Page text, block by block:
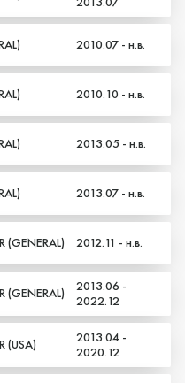
выбрать другой
2010.07 - н.в.
2010.10 - н.в.
2013.05 - н.в.
2013.07 - н.в.
(GENERAL) 2012.11 - н.в.
(GENERAL)
2013.06 -
2022.12
(USA)
2013.04 -
2020.12